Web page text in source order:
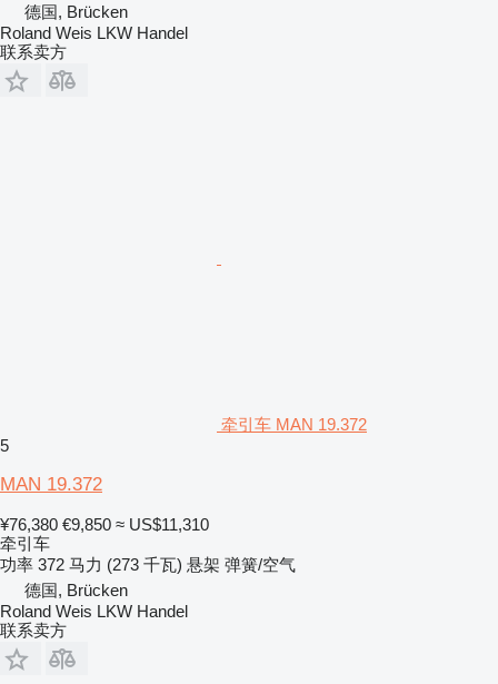
德国, Brücken
Roland Weis LKW Handel
联系卖方
牵引车 MAN 19.372
5
MAN 19.372
¥76,380 €9,850 ≈ US$11,310
牵引车
功率 372 马力 (273 千瓦) 悬架 弹簧/空气
德国, Brücken
Roland Weis LKW Handel
联系卖方